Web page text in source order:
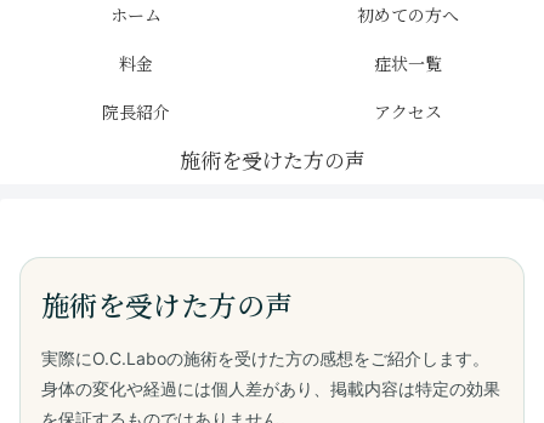
ホーム
初めての方へ
料金
症状一覧
院長紹介
アクセス